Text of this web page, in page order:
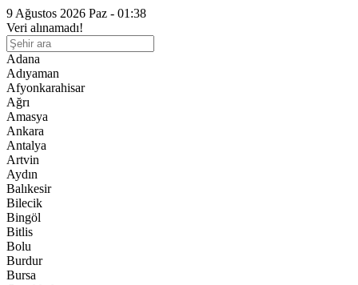
9 Ağustos 2026 Paz - 01:38
Veri alınamadı!
Adana
Adıyaman
Afyonkarahisar
Ağrı
Amasya
Ankara
Antalya
Artvin
Aydın
Balıkesir
Bilecik
Bingöl
Bitlis
Bolu
Burdur
Bursa